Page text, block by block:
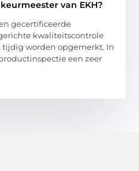
van EKH?
gecertificeerde
kwaliteitscontrole
worden opgemerkt. In
een zeer